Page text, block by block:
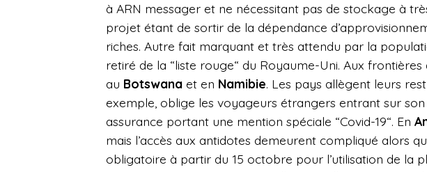
à ARN messager et ne nécessitant pas de stockage à
projet étant de sortir de la dépendance
riches. Autre fait marquant et très attendu par la
retiré de la “liste rouge“ du Royaume-Uni. Aux frontières
au Botswana et en Namibie. Les pays allègent leurs
exemple, oblige les voyageurs étrangers entrant sur
assurance portant une mention spéciale “Covid-19“. En
mais l’accès aux antidotes demeurent compliqué alors
obligatoire à partir du 15 octobre pour l’utilisation de la